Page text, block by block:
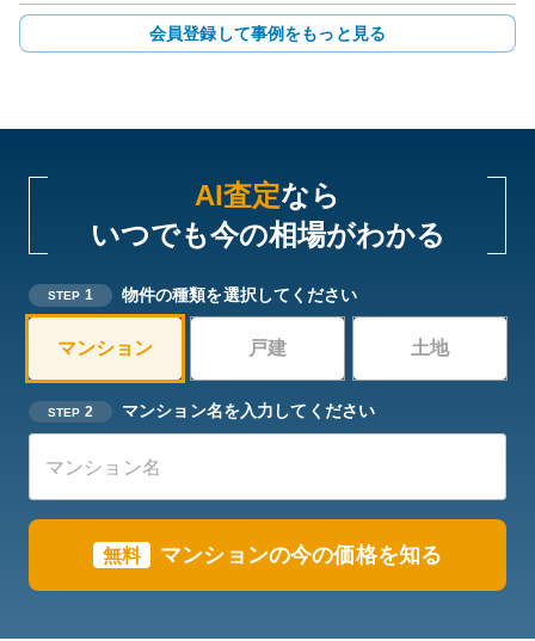
会員登録して事例をもっと見る
AI査定なら
いつでも今の相場がわかる
STEP 1 物件の種類を選択してください
マンション 戸建 土地
STEP 2 マンション名を入力してください
無料 マンションの今の価格を知る